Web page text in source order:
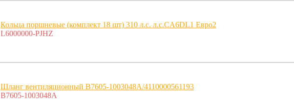
Кольца поршневые (комплект 18 шт) 310 л.с. л.с.CA6DL1 Евро2
L6000000-PJHZ
Шланг вентиляционный B7605-1003048A/4110000561193
B7605-1003048A